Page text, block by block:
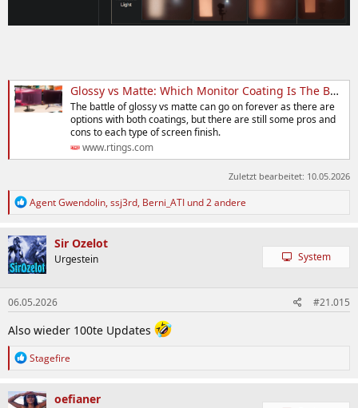
Glossy vs Matte: Which Monitor Coating Is The Best?
The battle of glossy vs matte can go on forever as there are
options with both coatings, but there are still some pros and
cons to each type of screen finish.
www.rtings.com
Zuletzt bearbeitet: 10.05.2026
R
k
t
i
o
n
e
n
:
Agent Gwendolin, ssj3rd, Berni_ATI und 2 andere
Sir Ozelot
Urgestein System
06.05.2026 #21.015
Also wieder 100te Updates
R
k
Stagefire
oefianer